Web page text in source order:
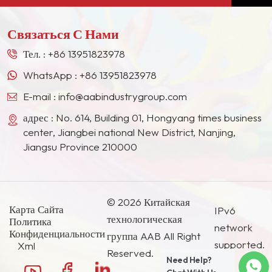
многих гигантов лакокрасочной промышленности
Востоке, в Юго-Восточной Азии, Японии, Южной
Корее и других странах и регионах.
Связаться С Нами
Тел. : +86 13951823978
WhatsApp : +86 13951823978
E-mail : info@aabindustrygroup.com
адрес : No. 614, Building 01, Hongyang times business
center, Jiangbei national New District, Nanjing,
Jiangsu Province 210000
Карта Сайта
Политика
Конфиденциальности
Xml
© 2026 Китайская
технологическая
группа AAB All Right
Reserved.
IPv6
network
supported.
Need Help?